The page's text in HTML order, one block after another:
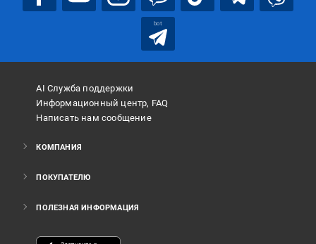
bot
AI Служба поддержки
Информационный центр, FAQ
Написать нам сообщение
КОМПАНИЯ
ПОКУПАТЕЛЮ
ПОЛЕЗНАЯ ИНФОРМАЦИЯ